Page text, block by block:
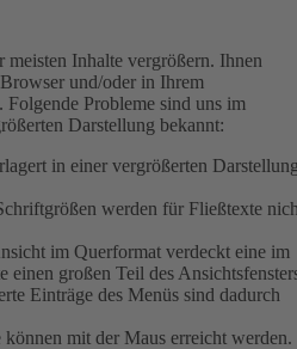
meisten Inhalte vergrößern. Ihnen
und/oder in Ihrem
Probleme sind uns im
Darstellung bekannt:
in einer vergrößerten
werden für Fließtexte
im Querformat verdeckt eine im
einen großen Teil des
Einträge des Menüs sind dadurch
mit der Maus erreicht werden.